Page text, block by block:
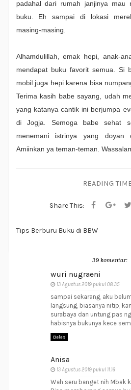
padahal dari rumah janjinya mau
buku. Eh sampai di lokasi
masing-masing.
Alhamdulillah, emak hepi, anak-
mendapat buku favorit semua. Si
mobil juga hepi karena bisa
Terima kasih babe sayang, udah
yang katanya cantik ini berjumpa
di Jogja. Semoga babe sehat
menemani istrinya yang
Amiinkan ya teman-teman.
READING
Share This:
Tips Berburu Buku di BBW
39 komentar:
wuri nugraeni
13 Agustus 2019 pukul 08.35
sampai sekarang, aku
langsung, biasanya nitip,
surabaya dan untung pas
habisnya bukunya kece
Balas
Anisa
13 Agustus 2019 pukul 11.16
Wah seru banget nih Mbak